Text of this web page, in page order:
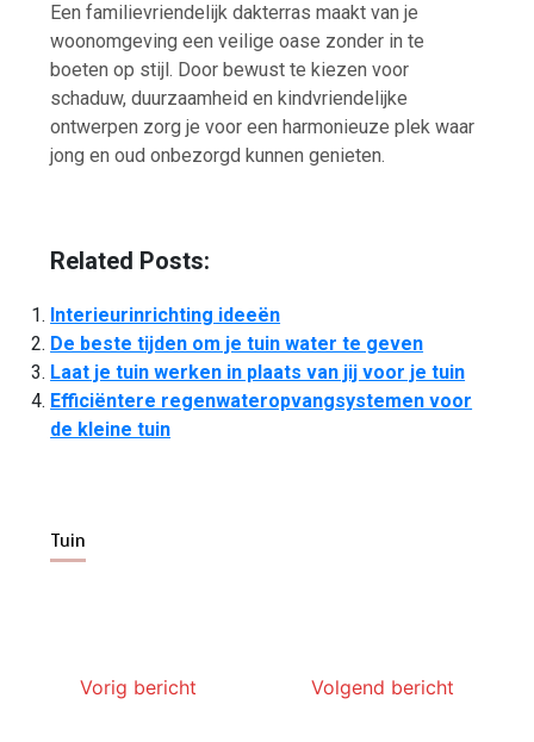
Een familievriendelijk dakterras maakt van je
woonomgeving een veilige oase zonder in te
boeten op stijl. Door bewust te kiezen voor
schaduw, duurzaamheid en kindvriendelijke
ontwerpen zorg je voor een harmonieuze plek waar
jong en oud onbezorgd kunnen genieten.
Related Posts:
Interieurinrichting ideeën
De beste tijden om je tuin water te geven
Laat je tuin werken in plaats van jij voor je tuin
Efficiëntere regenwateropvangsystemen voor
de kleine tuin
Tuin
Vorig bericht Volgend bericht